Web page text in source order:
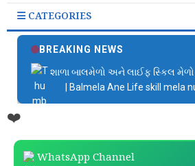
CATEGORIES
BREAKING NEWS
શાળા બાલમેળો અને લાઈફ સ્કિલ મેળો
| Balmela Ane Life skill mela
❤️
WhatsApp Channel